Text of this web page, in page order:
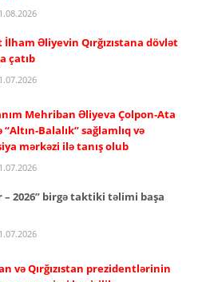
İlham Əliyevin Qırğızıstana dövlət
çatıb
Mehriban Əliyeva Çolpon-Ata
Balalık” sağlamlıq və
mərkəzi ilə tanış olub
– 2026” birgə taktiki təlimi başa
və Qırğızıstan prezidentlərinin